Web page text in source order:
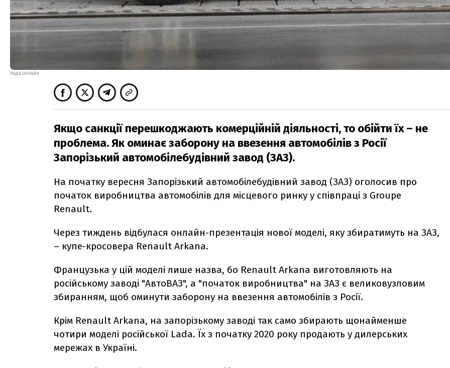
ЛАДА.ОНЛАЙН
Якщо санкції перешкоджають комерційній діяльності, то обійти їх – не
проблема. Як оминає заборону на ввезення автомобілів з Росії
Запорізький автомобілебудівний завод (ЗАЗ).
На початку вересня Запорізький автомобілебудівний завод (ЗАЗ) оголосив про
початок виробництва автомобілів для місцевого ринку у співпраці з Groupe
Renault.
Через тиждень відбулася онлайн-презентація нової моделі, яку збиратимуть на ЗАЗ,
– купе-кросовера Renault Arkana.
Французька у цій моделі лише назва, бо Renault Arkana виготовляють на
російському заводі "АвтоВАЗ", а "початок виробництва" на ЗАЗ є великовузловим
збиранням, щоб оминути заборону на ввезення автомобілів з Росії.
Крім Renault Arkana, на запорізькому заводі так само збирають щонайменше
чотири моделі російської Lada. Їх з початку 2020 року продають у дилерських
мережах в Україні.